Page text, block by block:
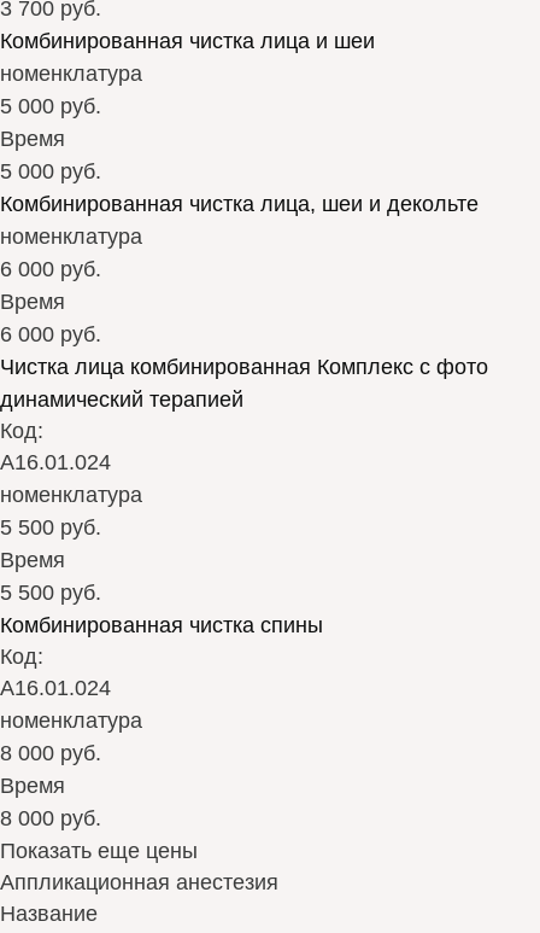
3 700 руб.
Комбинированная чистка лица и шеи
номенклатура
5 000 руб.
Время
5 000 руб.
Комбинированная чистка лица, шеи и декольте
номенклатура
6 000 руб.
Время
6 000 руб.
Чистка лица комбинированная Комплекс с фото
динамический терапией
Код:
А16.01.024
номенклатура
5 500 руб.
Время
5 500 руб.
Комбинированная чистка спины
Код:
А16.01.024
номенклатура
8 000 руб.
Время
8 000 руб.
Показать еще цены
Аппликационная анестезия
Название